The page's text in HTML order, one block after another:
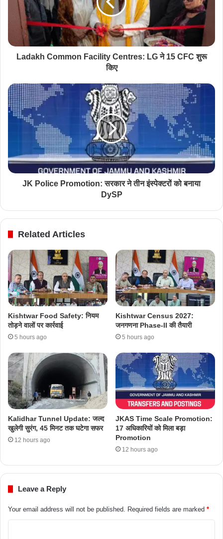
Ladakh Common Facility Centres: LG ने 15 CFC शुरू
किए
JK Police Promotion: सरकार ने तीन इंस्पेक्टरों को बनाया
DySP
Related Articles
Kishtwar Food Safety: नियम
तोड़ने वालों पर कार्रवाई
5 hours ago
Kishtwar Census 2027:
जनगणना Phase-II की तैयारी
5 hours ago
Kalidhar Tunnel Update: जल्द
खुलेगी सुरंग, 45 मिनट तक घटेगा सफर
12 hours ago
JKAS Time Scale Promotion:
17 अधिकारियों को मिला बड़ा
Promotion
12 hours ago
Leave a Reply
Your email address will not be published. Required fields are marked *